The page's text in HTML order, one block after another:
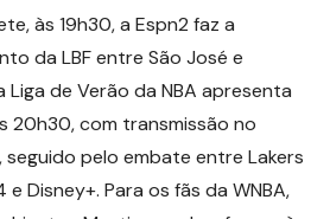
às 19h30, a Espn2 faz a
da LBF entre São José e
Liga de Verão da NBA apresenta
20h30, com transmissão no
seguido pelo embate entre Lakers
Disney+. Para os fãs da WNBA,